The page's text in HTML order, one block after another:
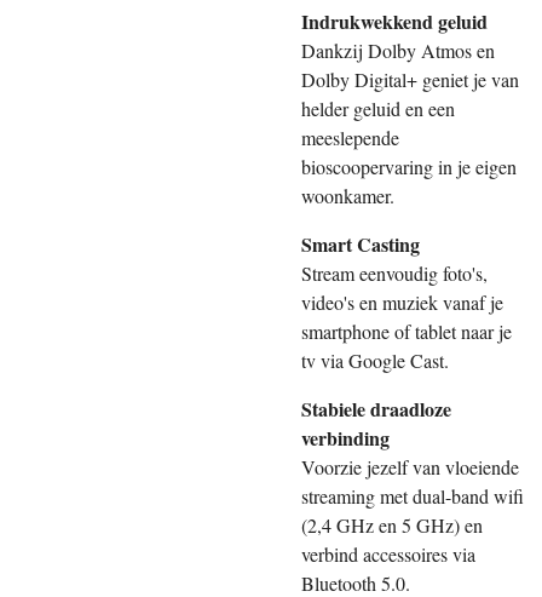
Indrukwekkend geluid
Dankzij Dolby Atmos en
Dolby Digital+ geniet je van
helder geluid en een
meeslepende
bioscoopervaring in je eigen
woonkamer.
Smart Casting
Stream eenvoudig foto's,
video's en muziek vanaf je
smartphone of tablet naar je
tv via Google Cast.
Stabiele draadloze
verbinding
Voorzie jezelf van vloeiende
streaming met dual-band wifi
(2,4 GHz en 5 GHz) en
verbind accessoires via
Bluetooth 5.0.